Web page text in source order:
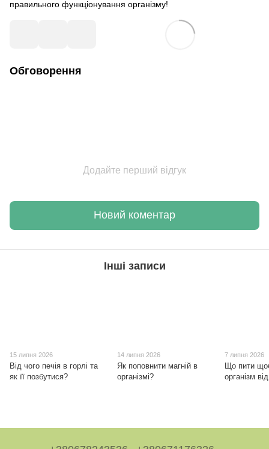
правильного функціонування організму!
Обговорення
Додайте перший відгук
Новий коментар
Інші записи
15 липня 2026
Від чого печія в горлі та
як її позбутися?
14 липня 2026
Як поповнити магній в
організмі?
7 липня 2026
Що пити
організм